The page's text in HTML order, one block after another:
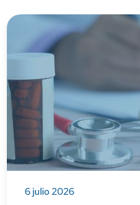
6 julio 2026